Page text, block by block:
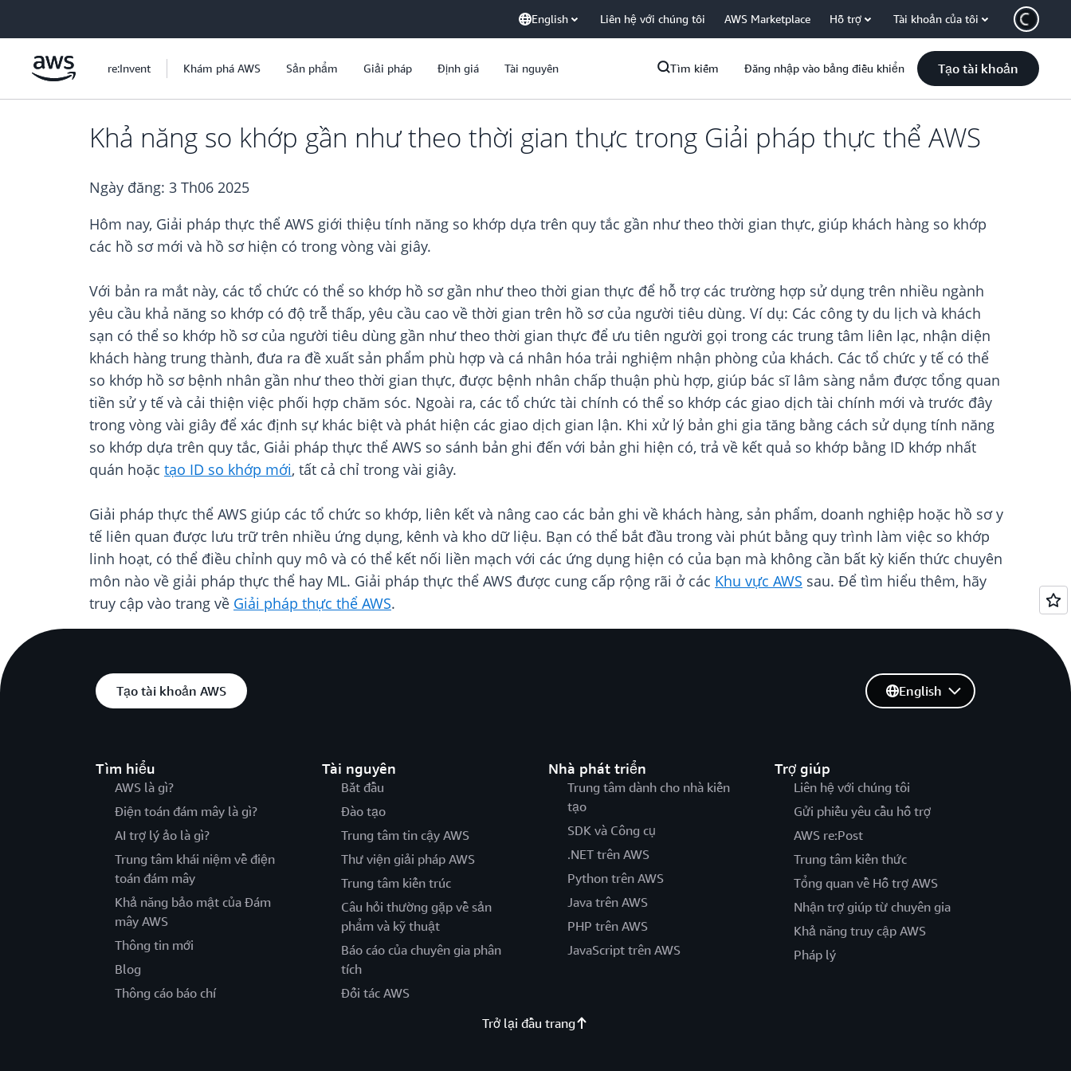
English Liên hệ với chúng tôi AWS Marketplace Hỗ trợ Tài khoản của tôi
re:Invent Khám phá AWS Sản phẩm Giải pháp Định giá Tài nguyên Tìm kiếm Đăng nhập vào bảng điều khiển Tạo tài khoản
Khả năng so khớp gần như theo thời gian thực trong Giải pháp thực thể AWS
Ngày đăng: 3 Th06 2025
Hôm nay, Giải pháp thực thể AWS giới thiệu tính năng so khớp dựa trên quy tắc gần như theo thời gian thực, giúp khách hàng so khớp
các hồ sơ mới và hồ sơ hiện có trong vòng vài giây.
Với bản ra mắt này, các tổ chức có thể so khớp hồ sơ gần như theo thời gian thực để hỗ trợ các trường hợp sử dụng trên nhiều ngành
yêu cầu khả năng so khớp có độ trễ thấp, yêu cầu cao về thời gian trên hồ sơ của người tiêu dùng. Ví dụ: Các công ty du lịch và khách
sạn có thể so khớp hồ sơ của người tiêu dùng gần như theo thời gian thực để ưu tiên người gọi trong các trung tâm liên lạc, nhận diện
khách hàng trung thành, đưa ra đề xuất sản phẩm phù hợp và cá nhân hóa trải nghiệm nhận phòng của khách. Các tổ chức y tế có thể
so khớp hồ sơ bệnh nhân gần như theo thời gian thực, được bệnh nhân chấp thuận phù hợp, giúp bác sĩ lâm sàng nắm được tổng quan
tiền sử y tế và cải thiện việc phối hợp chăm sóc. Ngoài ra, các tổ chức tài chính có thể so khớp các giao dịch tài chính mới và trước đây
trong vòng vài giây để xác định sự khác biệt và phát hiện các giao dịch gian lận. Khi xử lý bản ghi gia tăng bằng cách sử dụng tính năng
so khớp dựa trên quy tắc, Giải pháp thực thể AWS so sánh bản ghi đến với bản ghi hiện có, trả về kết quả so khớp bằng ID khớp nhất
quán hoặc tạo ID so khớp mới, tất cả chỉ trong vài giây.
Giải pháp thực thể AWS giúp các tổ chức so khớp, liên kết và nâng cao các bản ghi về khách hàng, sản phẩm, doanh nghiệp hoặc hồ sơ y
tế liên quan được lưu trữ trên nhiều ứng dụng, kênh và kho dữ liệu. Bạn có thể bắt đầu trong vài phút bằng quy trình làm việc so khớp
linh hoạt, có thể điều chỉnh quy mô và có thể kết nối liền mạch với các ứng dụng hiện có của bạn mà không cần bất kỳ kiến thức chuyên
môn nào về giải pháp thực thể hay ML. Giải pháp thực thể AWS được cung cấp rộng rãi ở các Khu vực AWS sau. Để tìm hiểu thêm, hãy
truy cập vào trang về Giải pháp thực thể AWS.
Tạo tài khoản AWS
Tìm hiểu
AWS là gì?
Điện toán đám mây là gì?
AI trợ lý ảo là gì?
Trung tâm khái niệm về điện
toán đám mây
Khả năng bảo mật của Đám
mây AWS
Thông tin mới
Blog
Thông cáo báo chí
Tài nguyên
Bắt đầu
Đào tạo
Trung tâm tin cậy AWS
Thư viện giải pháp AWS
Trung tâm kiến trúc
Câu hỏi thường gặp về sản
phẩm và kỹ thuật
Báo cáo của chuyên gia phân
tích
Đối tác AWS
Nhà phát triển
Trung tâm dành cho nhà kiến
tạo
SDK và Công cụ
.NET trên AWS
Python trên AWS
Java trên AWS
PHP trên AWS
JavaScript trên AWS
Trợ giúp
Liên hệ với chúng tôi
Gửi phiếu yêu cầu hỗ trợ
AWS re:Post
Trung tâm kiến thức
Tổng quan về Hỗ trợ AWS
Nhận trợ giúp từ chuyên gia
Khả năng truy cập AWS
Pháp lý
English
Trở lại đầu trang